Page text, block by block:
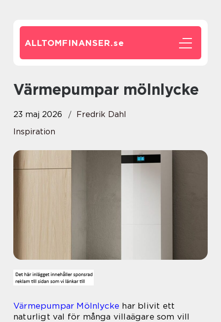
ALLTOMFINANSER.se
Värmepumpar mölnlycke
23 maj 2026
Fredrik Dahl
Inspiration
Värmepumpar Mölnlycke har blivit ett
naturligt val för många villaägare som vill